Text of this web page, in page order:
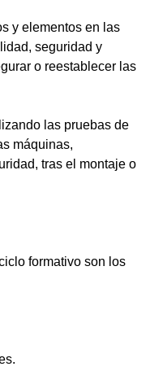
y elementos en las
seguridad y
o reestablecer las
las pruebas de
máquinas,
tras el montaje o
formativo son los